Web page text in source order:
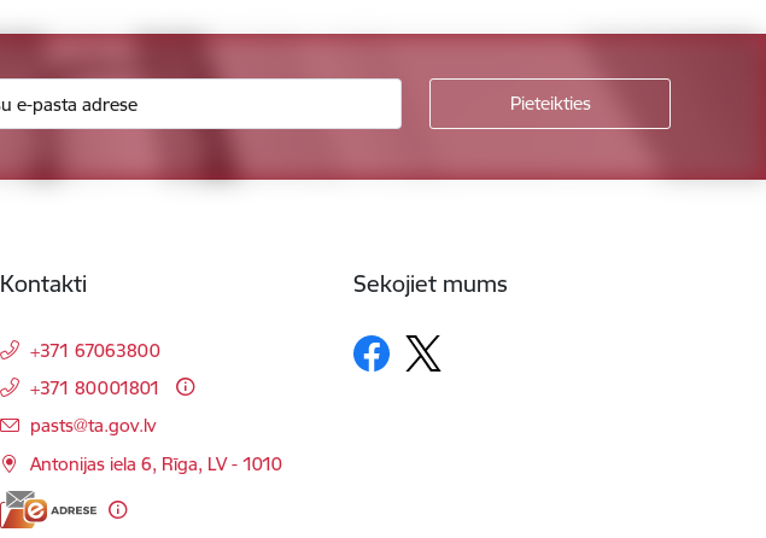
Kontakti
+371 67063800
+371 80001801
E-pasts:
pasts@ta.gov.lv
Antonijas iela 6, Rīga, LV - 1010
Sekojiet mums